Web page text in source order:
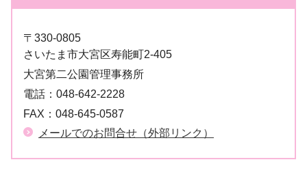
〒330-0805
さいたま市大宮区寿能町2-405
大宮第二公園管理事務所
電話： 048-642-2228
FAX： 048-645-0587
メールでのお問合せ（外部リンク）